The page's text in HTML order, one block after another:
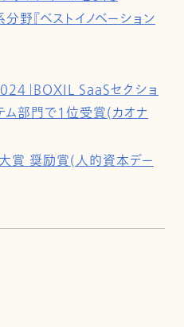
野『ベストイノベーション
」BOXIL SaaSセクショ
ム部門で1位受賞(カオナ
賞 奨励賞(人的資本デー